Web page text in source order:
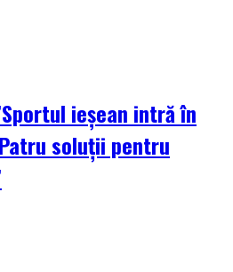
ieșean intră în
soluții pentru